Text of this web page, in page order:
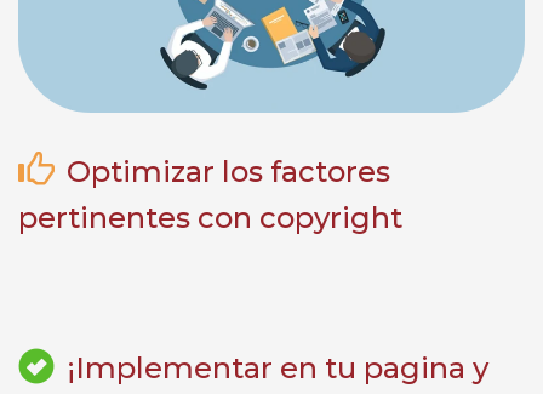
Optimizar los factores
pertinentes con copyright
¡Implementar en tu pagina y